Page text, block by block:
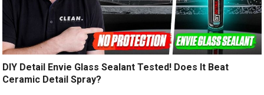
DIY Detail Envie Glass Sealant Tested! Does It Beat
Ceramic Detail Spray?